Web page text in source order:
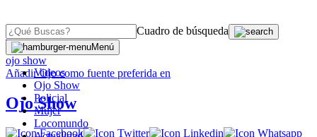
Cuadro de búsqueda
Menú
Videos
Ojo Show
Policial
Mujer
Locomundo
OJO
ojo show
AñadirOjocomo fuente preferida en
Ojo Show